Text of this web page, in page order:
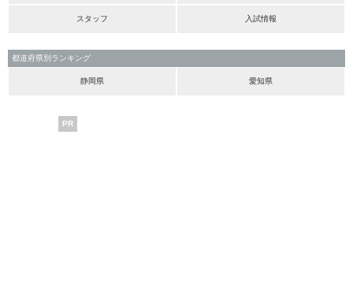
スタッフ 入試情報
都道府県別ランキング
静岡県 愛知県
PR